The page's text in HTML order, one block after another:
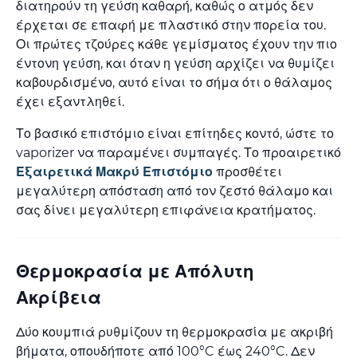
διατηρούν τη γεύση καθαρή, καθώς ο ατμός δεν
έρχεται σε επαφή με πλαστικό στην πορεία του.
Οι πρώτες τζούρες κάθε γεμίσματος έχουν την πιο
έντονη γεύση, και όταν η γεύση αρχίζει να θυμίζει
καβουρδισμένο, αυτό είναι το σήμα ότι ο θάλαμος
έχει εξαντληθεί.
Το βασικό επιστόμιο είναι επίτηδες κοντό, ώστε το
vaporizer να παραμένει συμπαγές. Το προαιρετικό
Εξαιρετικά Μακρύ Επιστόμιο προσθέτει
μεγαλύτερη απόσταση από τον ζεστό θάλαμο και
σας δίνει μεγαλύτερη επιφάνεια κρατήματος.
Θερμοκρασία με Απόλυτη
Ακρίβεια
Δύο κουμπιά ρυθμίζουν τη θερμοκρασία με ακριβή
βήματα, οπουδήποτε από 100°C έως 240°C. Δεν